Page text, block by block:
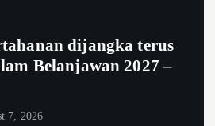
dijangka terus
Belanjawan 2027 –
7, 2026